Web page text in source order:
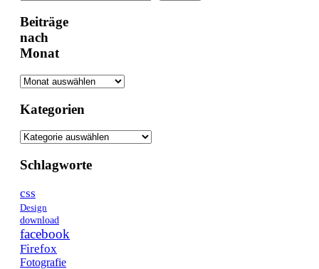
Beiträge
nach
Monat
Kategorien
Schlagworte
css
Design
download
facebook
Firefox
Fotografie